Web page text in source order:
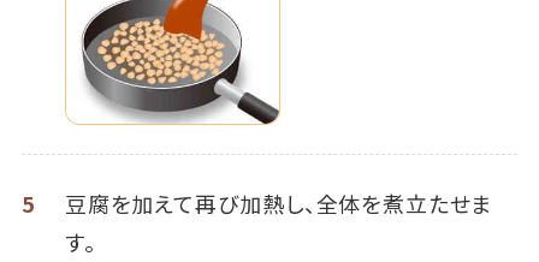
5
豆腐を加えて再び加熱し、全体を煮立たせま
す。